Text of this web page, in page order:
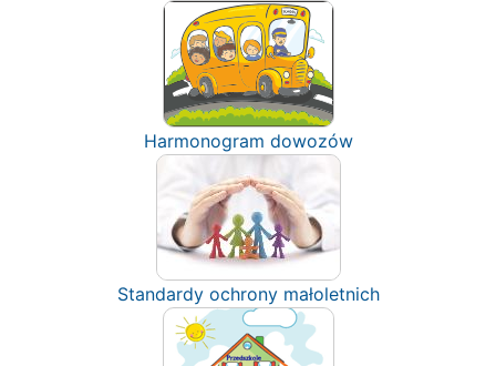
Harmonogram dowozów
Standardy ochrony małoletnich